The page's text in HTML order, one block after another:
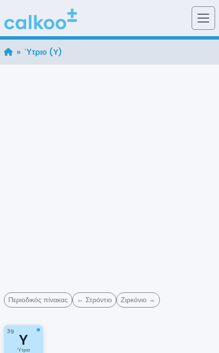
» Ύτριο (Y)
Περιοδικός πίνακας ← Στρόντιο Ζιρκόνιο →
39
Y
Ύτριο